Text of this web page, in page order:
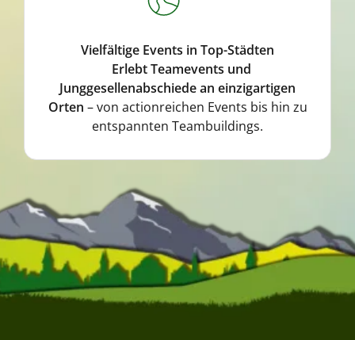
Vielfältige Events in Top-Städten
Erlebt Teamevents und
Junggesellenabschiede an einzigartigen
Orten – von actionreichen Events bis hin zu
entspannten Teambuildings.